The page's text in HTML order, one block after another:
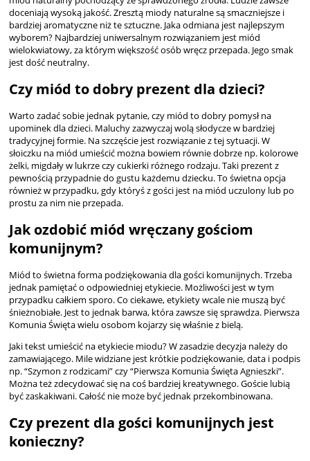
doceniają wysoką jakość. Zresztą miody naturalne są smaczniejsze i
bardziej aromatyczne niż te sztuczne. Jaka odmiana jest najlepszym
wyborem? Najbardziej uniwersalnym rozwiązaniem jest miód
wielokwiatowy, za którym większość osób wręcz przepada. Jego smak
jest dość neutralny.
Czy miód to dobry prezent dla dzieci?
Warto zadać sobie jednak pytanie, czy miód to dobry pomysł na
upominek dla dzieci. Maluchy zazwyczaj wolą słodycze w bardziej
tradycyjnej formie. Na szczęście jest rozwiązanie z tej sytuacji. W
słoiczku na miód umieścić można bowiem równie dobrze np. kolorowe
żelki, migdały w lukrze czy cukierki różnego rodzaju. Taki prezent z
pewnością przypadnie do gustu każdemu dziecku. To świetna opcja
również w przypadku, gdy któryś z gości jest na miód uczulony lub po
prostu za nim nie przepada.
Jak ozdobić miód wręczany gościom
komunijnym?
Miód to świetna forma podziękowania dla gości komunijnych. Trzeba
jednak pamiętać o odpowiedniej etykiecie. Możliwości jest w tym
przypadku całkiem sporo. Co ciekawe, etykiety wcale nie muszą być
śnieżnobiałe. Jest to jednak barwa, która zawsze się sprawdza. Pierwsza
Komunia Święta wielu osobom kojarzy się właśnie z bielą.
Jaki tekst umieścić na etykiecie miodu? W zasadzie decyzja należy do
zamawiającego. Mile widziane jest krótkie podziękowanie, data i podpis
np. “Szymon z rodzicami” czy “Pierwsza Komunia Święta Agnieszki”.
Można też zdecydować się na coś bardziej kreatywnego. Goście lubią
być zaskakiwani. Całość nie może być jednak przekombinowana.
Czy prezent dla gości komunijnych jest
konieczny?